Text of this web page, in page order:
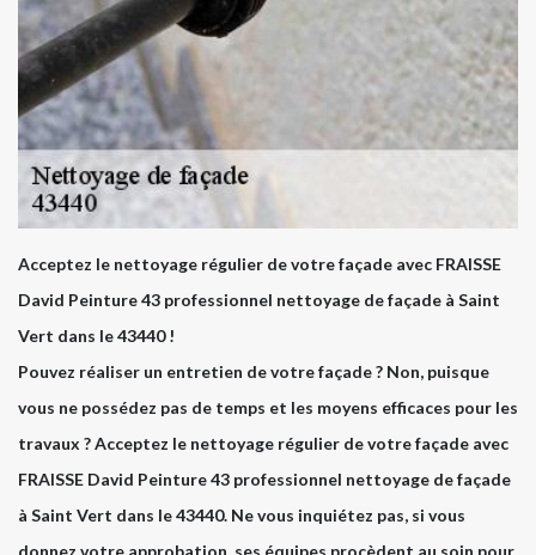
Acceptez le nettoyage régulier de votre façade avec FRAISSE
David Peinture 43 professionnel nettoyage de façade à Saint
Vert dans le 43440 !
Pouvez réaliser un entretien de votre façade ? Non, puisque
vous ne possédez pas de temps et les moyens efficaces pour les
travaux ? Acceptez le nettoyage régulier de votre façade avec
FRAISSE David Peinture 43 professionnel nettoyage de façade
à Saint Vert dans le 43440. Ne vous inquiétez pas, si vous
donnez votre approbation, ses équipes procèdent au soin pour